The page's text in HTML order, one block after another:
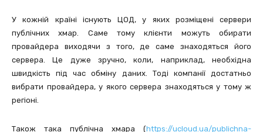
У кожній країні існують ЦОД, у яких розміщені сервери
публічних хмар. Саме тому клієнти можуть обирати
провайдера виходячи з того, де саме знаходяться його
сервера. Це дуже зручно, коли, наприклад, необхідна
швидкість під час обміну даних. Тоді компанії достатньо
вибрати провайдера, у якого сервера знаходяться у тому ж
регіоні.
Також така публічна хмара (https://ucloud.ua/publichna-